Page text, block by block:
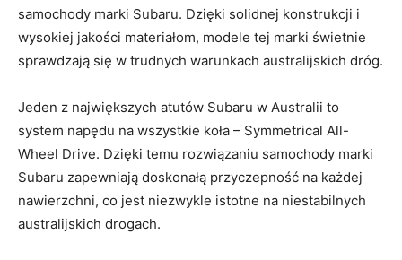
samochody marki Subaru. Dzięki solidnej⁣ konstrukcji i
wysokiej jakości materiałom, modele tej marki świetnie‌
sprawdzają się ⁤w trudnych warunkach australijskich dróg.
Jeden z największych atutów Subaru w Australii ​to
system napędu ⁤na wszystkie koła – Symmetrical All-
Wheel Drive. Dzięki temu rozwiązaniu samochody marki
Subaru zapewniają doskonałą przyczepność na każdej
nawierzchni, co jest ​niezwykle ⁤istotne⁣ na‍ niestabilnych
australijskich​ drogach.